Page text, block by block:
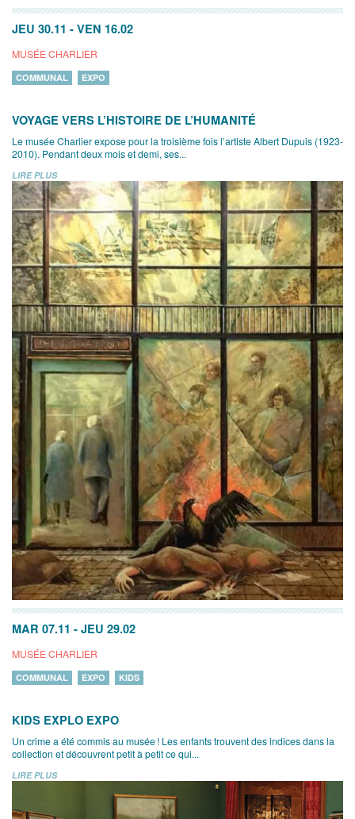
JEU 30.11 - VEN 16.02
MUSÉE CHARLIER
COMMUNAL EXPO
VOYAGE VERS L’HISTOIRE DE L’HUMANITÉ
Le musée Charlier expose pour la troisième fois l’artiste Albert Dupuis (1923-
2010). Pendant deux mois et demi, ses...
LIRE PLUS
MAR 07.11 - JEU 29.02
MUSÉE CHARLIER
COMMUNAL EXPO KIDS
KIDS EXPLO EXPO
Un crime a été commis au musée ! Les enfants trouvent des indices dans la
collection et découvrent petit à petit ce qui...
LIRE PLUS